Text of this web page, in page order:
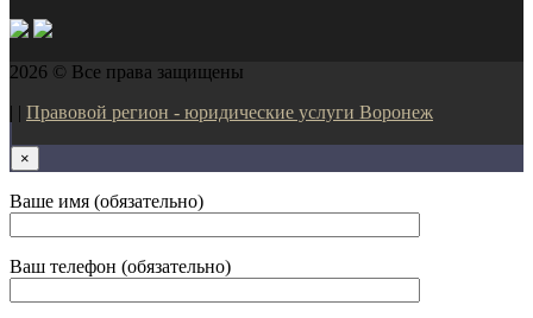
2026 © Все права защищены
| | Правовой регион - юридические услуги Воронеж
×
Ваше имя (обязательно)
Ваш телефон (обязательно)